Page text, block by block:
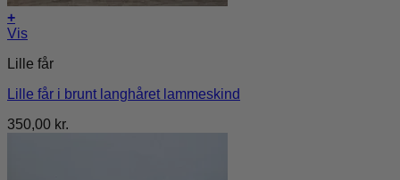
+
Vis
Lille får
Lille får i brunt langhåret lammeskind
350,00 kr.